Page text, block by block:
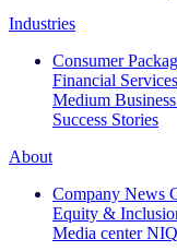
Industries
Consumer
Financial Services
Medium Business
Success Stories
About
Company News
Equity &
Media center